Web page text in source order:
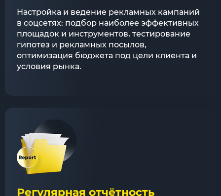
Настройка и ведение рекламных кампаний
в соцсетях: подбор наиболее эффективных
площадок и инструментов, тестирование
гипотез и рекламных посылов,
оптимизация бюджета под цели клиента и
условия рынка.
Регулярная отчётность